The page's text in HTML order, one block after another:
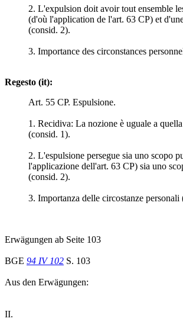
2. L'expulsion doit avoir tout ensemble
(d'où l'application de l'art. 63 CP) et
(consid. 2).
3. Importance des circonstances
Regesto (it):
Art. 55 CP. Espulsione.
1. Recidiva: La nozione è uguale a
(consid. 1).
2. L'espulsione persegue sia uno scopo
l'applicazione dell'art. 63 CP) sia uno
(consid. 2).
3. Importanza delle circostanze personali
Erwägungen ab Seite 103
BGE 94 IV 102 S. 103
Aus den Erwägungen:
II.